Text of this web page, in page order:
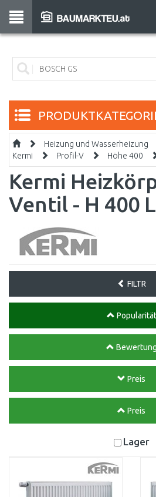
Heizung und Wasserheizung
Kermi
Profil-V Höhe 400
Kermi
Ventil - H 400
FILTR
Popularität
Bewertung
Preis
Preis
Lager